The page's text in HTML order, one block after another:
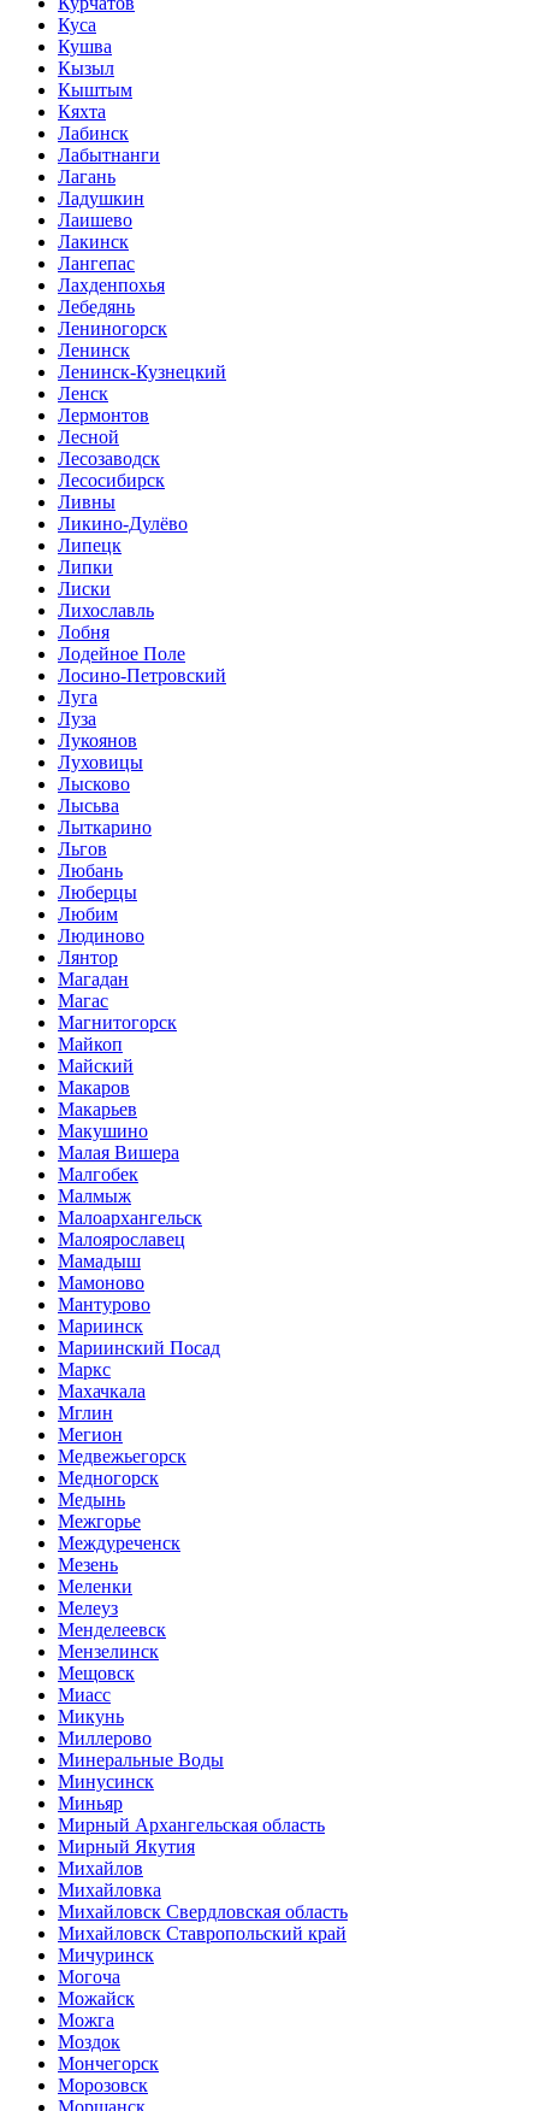
Куса
Кушва
Кызыл
Кыштым
Кяхта
Лабинск
Лабытнанги
Лагань
Ладушкин
Лаишево
Лакинск
Лангепас
Лахденпохья
Лебедянь
Лениногорск
Ленинск
Ленинск-Кузнецкий
Ленск
Лермонтов
Лесной
Лесозаводск
Лесосибирск
Ливны
Ликино-Дулёво
Липецк
Липки
Лиски
Лихославль
Лобня
Лодейное Поле
Лосино-Петровский
Луга
Луза
Лукоянов
Луховицы
Лысково
Лысьва
Лыткарино
Льгов
Любань
Люберцы
Любим
Людиново
Лянтор
Магадан
Магас
Магнитогорск
Майкоп
Майский
Макаров
Макарьев
Макушино
Малая Вишера
Малгобек
Малмыж
Малоархангельск
Малоярославец
Мамадыш
Мамоново
Мантурово
Мариинск
Мариинский Посад
Маркс
Махачкала
Мглин
Мегион
Медвежьегорск
Медногорск
Медынь
Межгорье
Междуреченск
Мезень
Меленки
Мелеуз
Менделеевск
Мензелинск
Мещовск
Миасс
Микунь
Миллерово
Минеральные Воды
Минусинск
Миньяр
Мирный Архангельская область
Мирный Якутия
Михайлов
Михайловка
Михайловск Свердловская область
Михайловск Ставропольский край
Мичуринск
Могоча
Можайск
Можга
Моздок
Мончегорск
Морозовск
Моршанск